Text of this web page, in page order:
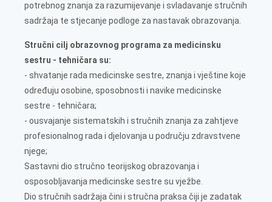
potrebnog znanja za razumijevanje i svladavanje stručnih
sadržaja te stjecanje podloge za nastavak obrazovanja.
Stručni cilj obrazovnog programa za medicinsku
sestru - tehničara su:
- shvatanje rada medicinske sestre, znanja i vještine koje
određuju osobine, sposobnosti i navike medicinske
sestre - tehničara;
- ousvajanje sistematskih i stručnih znanja za zahtjeve
profesionalnog rada i djelovanja u području zdravstvene
njege;
Sastavni dio stručno teorijskog obrazovanja i
osposobljavanja medicinske sestre su vježbe.
Dio stručnih sadržaja čini i stručna praksa čiji je zadatak